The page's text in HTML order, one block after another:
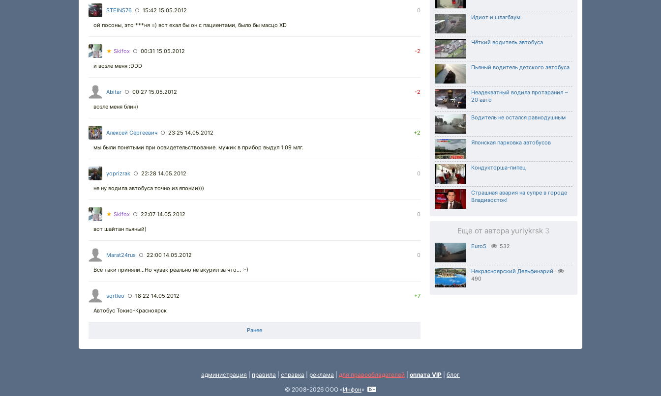
Идиот и шлагбаум
Чёткий водитель автобуса
Пьяный водитель детского автобуса
Неадекватный водила протаранил ~
20 авто
Водитель не остался равнодушным
Японская парковка автобусов
Кондукторша-пипец
Страшная авария на супре в городе
Владивосток!
Еще от автора yuriykrsk 3
Euro5 532
Некрасноярский Дельфинарий
490
STEIN576 ○ 15:42 15.05.2012 0
ой посоны, это ***ня =) вот ехал бы он с пациентами, было бы масцо XD
★ Skifox ○ 00:31 15.05.2012 -2
и возле меня :DDD
Abitar ○ 00:27 15.05.2012 -2
возле меня блин)
Алексей Сергеевич ○ 23:25 14.05.2012 +2
мы были понятыми при освидетельствование. мужик в прибор выдул 1.09 млг.
yoprizrak ○ 22:28 14.05.2012 0
не ну водила автобуса точно из японии)))
★ Skifox ○ 22:07 14.05.2012 0
вот шайтан пьяный)
Marat24rus ○ 22:00 14.05.2012 0
Все таки приняли...Но чувак реально не вкурил за что... :-)
sqrtleo ○ 18:22 14.05.2012 +7
Автобус Токио-Красноярск
Ранее
администрация правила справка реклама для правообладателей оплата VIP
блог
© 2008-2026 ООО «Инфон»